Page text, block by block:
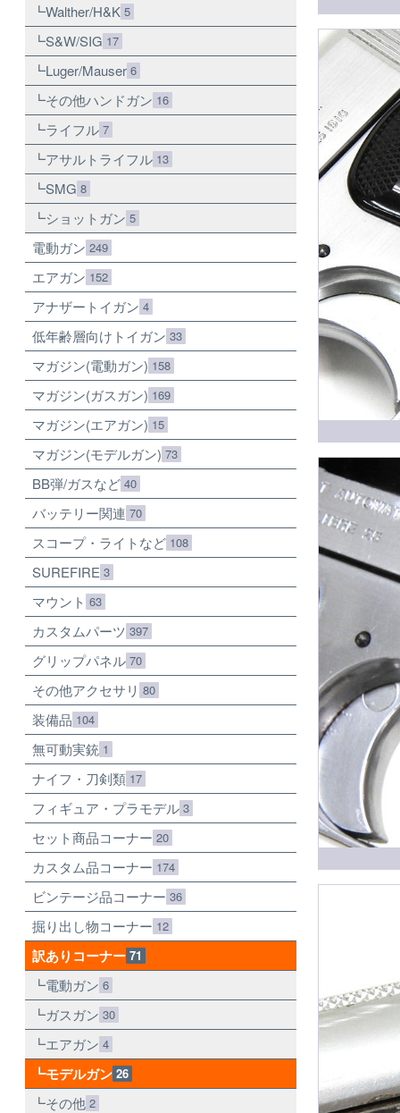
Walther/H&K 5
S&W/SIG 17
Luger/Mauser 6
その他ハンドガン 16
ライフル 7
アサルトライフル 13
SMG 8
ショットガン 5
電動ガン 249
エアガン 152
アナザートイガン 4
低年齢層向けトイガン 33
マガジン(電動ガン) 158
マガジン(ガスガン) 169
マガジン(エアガン) 15
マガジン(モデルガン) 73
BB弾/ガスなど 40
バッテリー関連 70
スコープ・ライトなど 108
SUREFIRE 3
マウント 63
カスタムパーツ 397
グリップパネル 70
その他アクセサリ 80
装備品 104
無可動実銃 1
ナイフ・刀剣類 17
フィギュア・プラモデル 3
セット商品コーナー 20
カスタム品コーナー 174
ビンテージ品コーナー 36
掘り出し物コーナー 12
訳ありコーナー 71
電動ガン 6
ガスガン 30
エアガン 4
モデルガン 26
その他 2